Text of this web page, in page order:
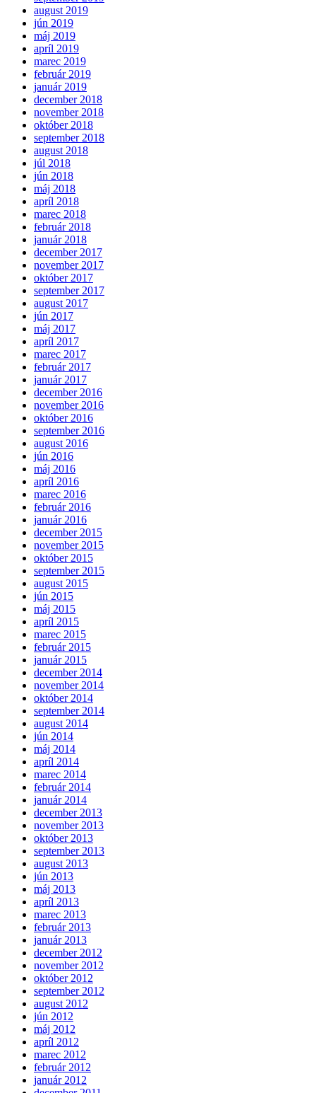
august 2019
jún 2019
máj 2019
apríl 2019
marec 2019
február 2019
január 2019
december 2018
november 2018
október 2018
september 2018
august 2018
júl 2018
jún 2018
máj 2018
apríl 2018
marec 2018
február 2018
január 2018
december 2017
november 2017
október 2017
september 2017
august 2017
jún 2017
máj 2017
apríl 2017
marec 2017
február 2017
január 2017
december 2016
november 2016
október 2016
september 2016
august 2016
jún 2016
máj 2016
apríl 2016
marec 2016
február 2016
január 2016
december 2015
november 2015
október 2015
september 2015
august 2015
jún 2015
máj 2015
apríl 2015
marec 2015
február 2015
január 2015
december 2014
november 2014
október 2014
september 2014
august 2014
jún 2014
máj 2014
apríl 2014
marec 2014
február 2014
január 2014
december 2013
november 2013
október 2013
september 2013
august 2013
jún 2013
máj 2013
apríl 2013
marec 2013
február 2013
január 2013
december 2012
november 2012
október 2012
september 2012
august 2012
jún 2012
máj 2012
apríl 2012
marec 2012
február 2012
január 2012